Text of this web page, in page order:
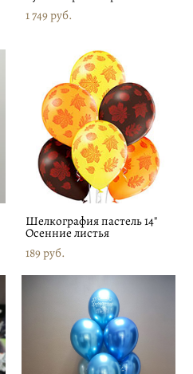
1 749 pуб.
Шелкография пастель 14"
Осенние листья
189 pуб.